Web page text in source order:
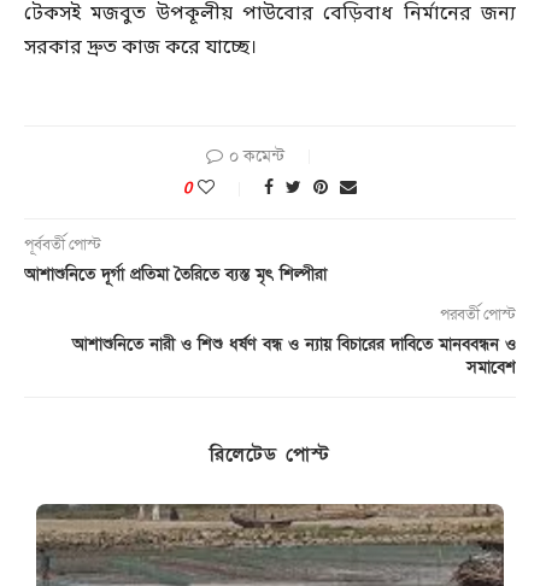
টেকসই মজবুত উপকূলীয় পাউবোর বেড়িবাধ নির্মানের জন্য
সরকার দ্রুত কাজ করে যাচ্ছে।
০ কমেন্ট
0
পূর্ববর্তী পোস্ট
আশাশুনিতে দূর্গা প্রতিমা তৈরিতে ব্যস্ত মৃৎ শিল্পীরা
পরবর্তী পোস্ট
আশাশুনিতে নারী ও শিশু ধর্ষণ বন্ধ ও ন্যায় বিচারের দাবিতে মানববন্ধন ও
সমাবেশ
রিলেটেড পোস্ট